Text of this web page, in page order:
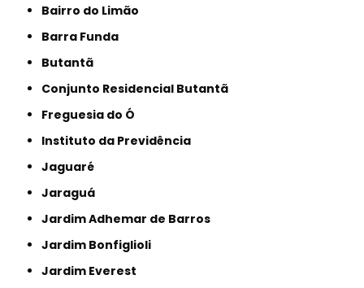
Bairro do Limão
Barra Funda
Butantã
Conjunto Residencial Butantã
Freguesia do Ó
Instituto da Previdência
Jaguaré
Jaraguá
Jardim Adhemar de Barros
Jardim Bonfiglioli
Jardim Everest